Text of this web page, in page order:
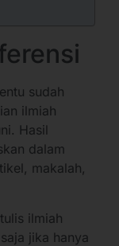
sudah
ilmiah
Hasil
dalam
makalah,
ilmiah
jika hanya